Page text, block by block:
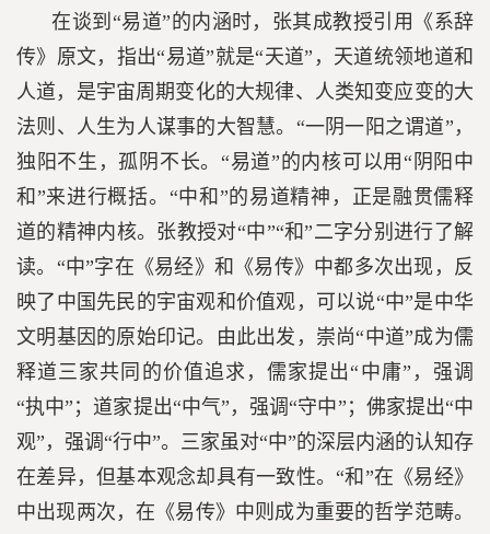
在谈到“易道”的内涵时，张其成教授引用《系辞
传》原文，指出“易道”就是“天道”，天道统领地道和
人道，是宇宙周期变化的大规律、人类知变应变的大
法则、人生为人谋事的大智慧。“一阴一阳之谓道”，
独阳不生，孤阴不长。“易道”的内核可以用“阴阳中
和”来进行概括。“中和”的易道精神，正是融贯儒释
道的精神内核。张教授对“中”“和”二字分别进行了解
读。“中”字在《易经》和《易传》中都多次出现，反
映了中国先民的宇宙观和价值观，可以说“中”是中华
文明基因的原始印记。由此出发，崇尚“中道”成为儒
释道三家共同的价值追求，儒家提出“中庸”，强调
“执中”；道家提出“中气”，强调“守中”；佛家提出“中
观”，强调“行中”。三家虽对“中”的深层内涵的认知存
在差异，但基本观念却具有一致性。“和”在《易经》
中出现两次，在《易传》中则成为重要的哲学范畴。